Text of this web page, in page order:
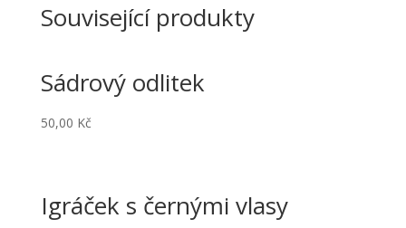
Související produkty
Sádrový odlitek
50,00 Kč
Igráček s černými vlasy